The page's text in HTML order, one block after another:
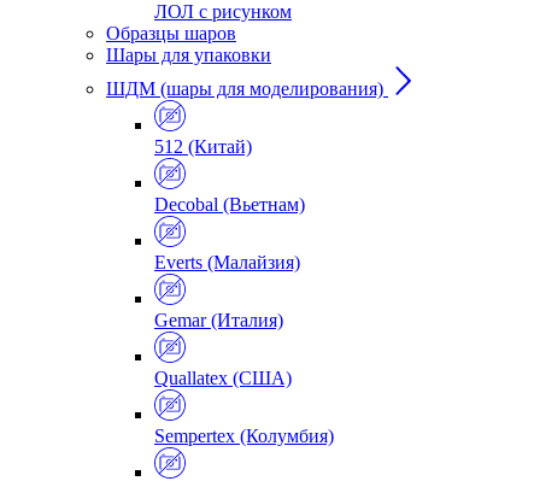
ЛОЛ с рисунком
Образцы шаров
Шары для упаковки
ШДМ (шары для моделирования)
512 (Китай)
Decobal (Вьетнам)
Everts (Малайзия)
Gemar (Италия)
Quallatex (США)
Sempertex (Колумбия)